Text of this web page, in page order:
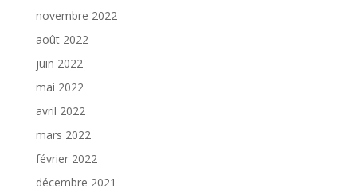
novembre 2022
août 2022
juin 2022
mai 2022
avril 2022
mars 2022
février 2022
décembre 2021